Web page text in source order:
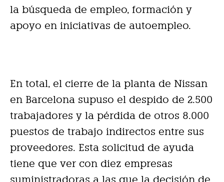
la búsqueda de empleo, formación y
apoyo en iniciativas de autoempleo.
En total, el cierre de la planta de Nissan
en Barcelona supuso el despido de 2.500
trabajadores y la pérdida de otros 8.000
puestos de trabajo indirectos entre sus
proveedores. Esta solicitud de ayuda
tiene que ver con diez empresas
suministradoras a las que la decisión de